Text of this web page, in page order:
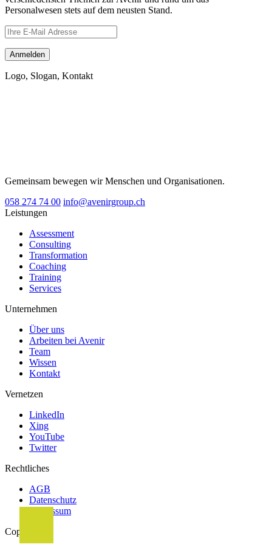
Personalwesen stets auf dem neusten Stand.
Logo, Slogan, Kontakt
Gemeinsam bewegen wir Menschen und Organisationen.
058 274 74 00 info@avenirgroup.ch
Leistungen
Assessment
Consulting
Transformation
Coaching
Training
Services
Unternehmen
Über uns
Arbeiten bei Avenir
Team
Wissen
Kontakt
Vernetzen
LinkedIn
Xing
YouTube
Twitter
Rechtliches
AGB
Datenschutz
Impressum
Copyright